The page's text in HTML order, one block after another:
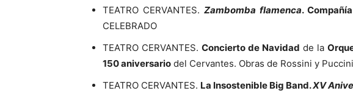
TEATRO CERVANTES. Zambomba flamenca.
CELEBRADO
TEATRO CERVANTES.Concierto de Navidad de la
150 aniversario del Cervantes. Obras de Rossini y
TEATRO CERVANTES. La Insostenible Big Band.XV